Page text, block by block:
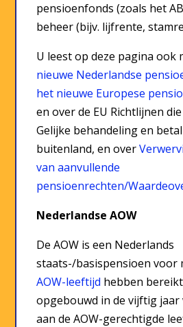
pensioenfonds (zoals het
beheer (bijv. lijfrente,
U leest op deze pagina ook
nieuwe Nederlandse
het nieuwe Europese
en over de EU Richtlijnen
Gelijke behandeling en
buitenland, en over
van aanvullende
pensioenrechten/
Nederlandse AOW
De AOW is een Nederlands
staats-/basispensioen voor
AOW-leeftijd hebben
opgebouwd in de vijftig
aan de AOW-gerechtigde